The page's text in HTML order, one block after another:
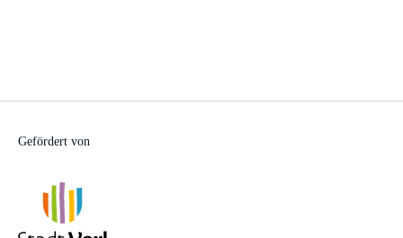
Gefördert von